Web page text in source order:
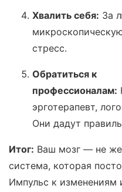
Хвалить себя: За
стресс.
Обратиться к
профессионалам:
эрготерапевт,
Они дадут
Итог: Ваш мозг — не
система, которая
Импульс к изменениям